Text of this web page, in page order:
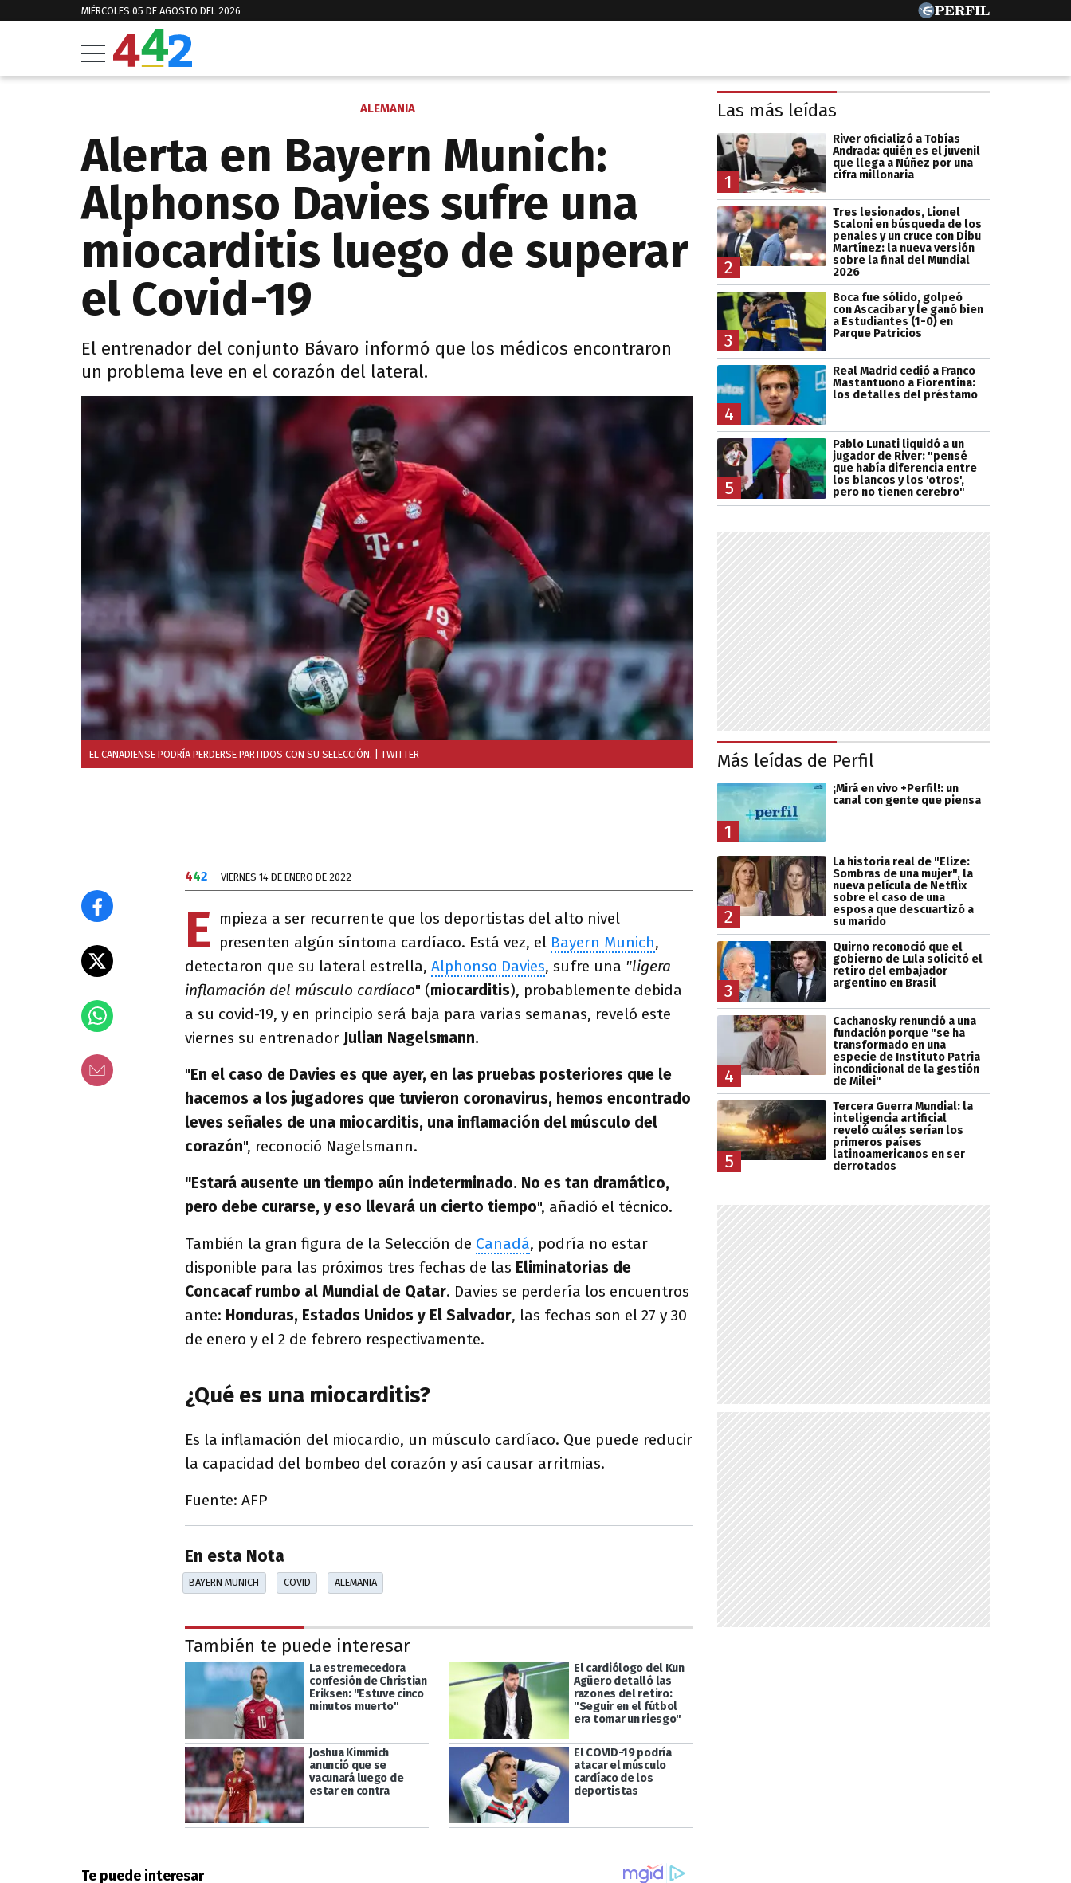
MIÉRCOLES 05 DE AGOSTO DEL 2026
ALEMANIA
Alerta en Bayern Munich:
Alphonso Davies sufre una
miocarditis luego de superar
el Covid-19
El entrenador del conjunto Bávaro informó que los médicos encontraron
un problema leve en el corazón del lateral.
EL CANADIENSE PODRÍA PERDERSE PARTIDOS CON SU SELECCIÓN. | TWITTER
442 VIERNES 14 DE ENERO DE 2022
E
mpieza a ser recurrente que los deportistas del alto nivel
presenten algún síntoma cardíaco. Está vez, el Bayern Munich,
detectaron que su lateral estrella, Alphonso Davies, sufre una "ligera
inflamación del músculo cardíaco" (miocarditis), probablemente debida
a su covid-19, y en principio será baja para varias semanas, reveló este
viernes su entrenador Julian Nagelsmann.
"En el caso de Davies es que ayer, en las pruebas posteriores que le
hacemos a los jugadores que tuvieron coronavirus, hemos encontrado
leves señales de una miocarditis, una inflamación del músculo del
corazón", reconoció Nagelsmann.
"Estará ausente un tiempo aún indeterminado. No es tan dramático,
pero debe curarse, y eso llevará un cierto tiempo", añadió el técnico.
También la gran figura de la Selección de Canadá, podría no estar
disponible para las próximos tres fechas de las Eliminatorias de
Concacaf rumbo al Mundial de Qatar. Davies se perdería los encuentros
ante: Honduras, Estados Unidos y El Salvador, las fechas son el 27 y 30
de enero y el 2 de febrero respectivamente.
¿Qué es una miocarditis?
Es la inflamación del miocardio, un músculo cardíaco. Que puede reducir
la capacidad del bombeo del corazón y así causar arritmias.
Fuente: AFP
En esta Nota
BAYERN MUNICH COVID ALEMANIA
También te puede interesar
La estremecedora
confesión de Christian
Eriksen: "Estuve cinco
minutos muerto"
El cardiólogo del Kun
Agüero detalló las
razones del retiro:
"Seguir en el fútbol
era tomar un riesgo"
Joshua Kimmich
anunció que se
vacunará luego de
estar en contra
El COVID-19 podría
atacar el músculo
cardíaco de los
deportistas
Las más leídas
1
River oficializó a Tobías
Andrada: quién es el juvenil
que llega a Núñez por una
cifra millonaria
2
Tres lesionados, Lionel
Scaloni en búsqueda de los
penales y un cruce con Dibu
Martínez: la nueva versión
sobre la final del Mundial
2026
3
Boca fue sólido, golpeó
con Ascacibar y le ganó bien
a Estudiantes (1-0) en
Parque Patricios
4
Real Madrid cedió a Franco
Mastantuono a Fiorentina:
los detalles del préstamo
5
Pablo Lunati liquidó a un
jugador de River: "pensé
que había diferencia entre
los blancos y los 'otros',
pero no tienen cerebro"
Más leídas de Perfil
1
¡Mirá en vivo +Perfil!: un
canal con gente que piensa
2
La historia real de "Elize:
Sombras de una mujer", la
nueva película de Netflix
sobre el caso de una
esposa que descuartizó a
su marido
3
Quirno reconoció que el
gobierno de Lula solicitó el
retiro del embajador
argentino en Brasil
4
Cachanosky renunció a una
fundación porque "se ha
transformado en una
especie de Instituto Patria
incondicional de la gestión
de Milei"
5
Tercera Guerra Mundial: la
inteligencia artificial
reveló cuáles serían los
primeros países
latinoamericanos en ser
derrotados